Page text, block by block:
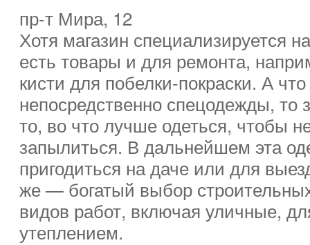
пр-т Мира, 12
Хотя магазин специализируется
есть товары и для ремонта,
кисти для побелки-покраски. А что
непосредственно спецодежды, то
то, во что лучше одеться, чтобы
запылиться. В дальнейшем эта
пригодиться на даче или для
же — богатый выбор
видов работ, включая уличные,
утеплением.